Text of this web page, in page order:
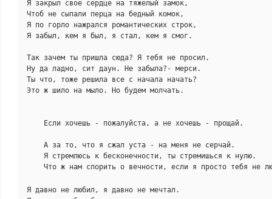
Я закрыл свое сердце на тяжелый замок,
Чтоб не сыпали перца на бедный комок,
Я по горло нажрался романтических строк,
Я забыл, кем я был, я стал, кем я смог.
Так зачем ты пришла сюда? Я тебя не просил.
Ну да ладно, сит даун. Не забыла?- мерси.
Ты что, тоже решила все с начала начать?
Это ж шило на мыло. Но будем молчать.
    Если хочешь - пожалуйста, а не хочешь - прощай.
    А за то, что я сжал уста - на меня не серчай.
    Я стремлюсь к бесконечности, ты стремишься к нулю.
Я давно не любил, я давно не мечтал.